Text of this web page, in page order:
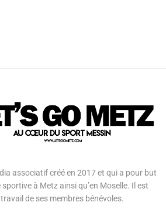
associatif créé en 2017 et qui a pour but
à Metz ainsi qu’en Moselle. Il est
de ses membres bénévoles.